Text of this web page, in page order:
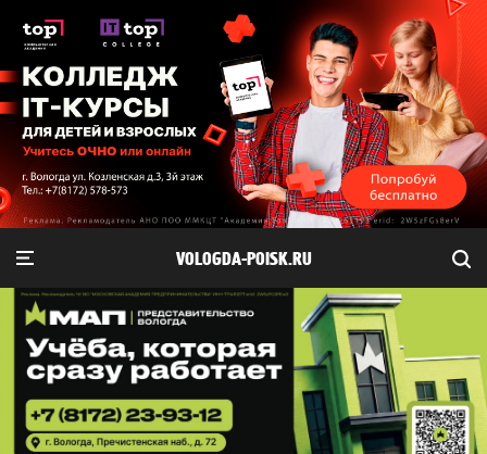
VOLOGDA-POISK.RU